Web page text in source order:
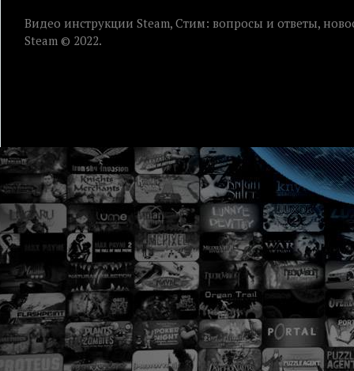
Видео инструкции Steam, Стим: вопросы и ответы,
Steam © 2022.